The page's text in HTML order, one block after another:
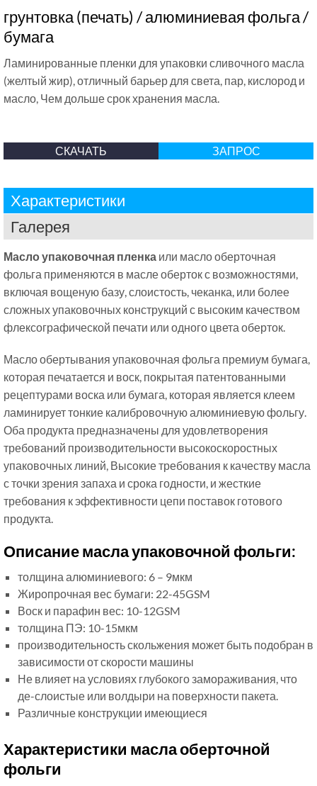
грунтовка (печать) / алюминиевая фольга /
бумага
Ламинированные пленки для упаковки сливочного масла
(желтый жир), отличный барьер для света, пар, кислород и
масло, Чем дольше срок хранения масла.
СКАЧАТЬ ЗАПРОС
Характеристики
Галерея
Масло упаковочная пленка или масло оберточная
фольга применяются в масле оберток с возможностями,
включая вощеную базу, слоистость, чеканка, или более
сложных упаковочных конструкций с высоким качеством
флексографической печати или одного цвета оберток.
Масло обертывания упаковочная фольга премиум бумага,
которая печатается и воск, покрытая патентованными
рецептурами воска или бумага, которая является клеем
ламинирует тонкие калибровочную алюминиевую фольгу.
Оба продукта предназначены для удовлетворения
требований производительности высокоскоростных
упаковочных линий, Высокие требования к качеству масла
с точки зрения запаха и срока годности, и жесткие
требования к эффективности цепи поставок готового
продукта.
Описание масла упаковочной фольги:
толщина алюминиевого: 6 – 9мкм
Жиропрочная вес бумаги: 22-45GSM
Воск и парафин вес: 10-12GSM
толщина ПЭ: 10-15мкм
производительность скольжения может быть подобран в
зависимости от скорости машины
Не влияет на условиях глубокого замораживания, что
де-слоистые или волдыри на поверхности пакета.
Различные конструкции имеющиеся
Характеристики масла оберточной
фольги